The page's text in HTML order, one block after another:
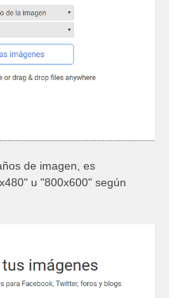
de imagen, es
u "800x600" según